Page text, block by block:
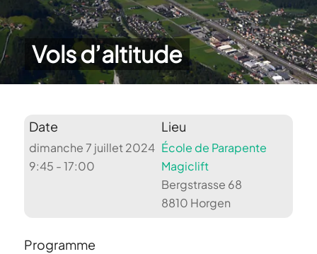
Vols d’altitude
Date
dimanche 7 juillet 2024
9:45 - 17:00
Lieu
École de Parapente
Magiclift
Bergstrasse 68
8810 Horgen
Programme